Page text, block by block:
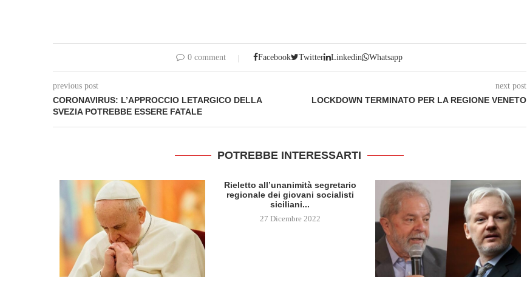
0 comment Facebook Twitter Linkedin Whatsapp
previous post
CORONAVIRUS: L’APPROCCIO LETARGICO DELLA
SVEZIA POTREBBE ESSERE FATALE
next post
LOCKDOWN TERMINATO PER LA REGIONE VENETO
POTREBBE INTERESSARTI
Rieletto all’unanimità segretario
regionale dei giovani socialisti
siciliani...
27 Dicembre 2022